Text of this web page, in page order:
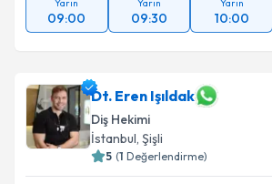
Yarın
09:00
Yarın
09:30
Yarın
10:00
Dt. Eren Işıldak
Diş Hekimi
İstanbul, Şişli
5 (1 Değerlendirme)